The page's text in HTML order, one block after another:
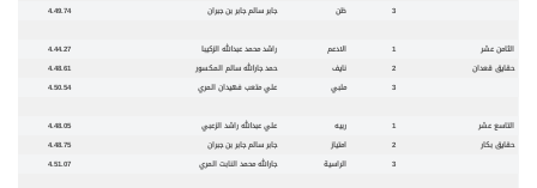
3
ظن جابر سالم جابر بن جبران 4.49.74
الثامن عشر 1 الادعم راشد محمد عبدالله الزكيبا
4.44.27
حقايق قعدان
2 نايف حمد جارالله سالم المكسور
4.48.61
3
ملبي علي متعب فهيدان المري 4.50.54
التاسع عشر 1 ربيه علي عبدالله راشد الزعبي
4.48.05
حقايق بكار
2 امتياز جابر سالم جابر بن جبران
4.48.75
3
الراسية جارالله محمد النابت المري 4.51.07